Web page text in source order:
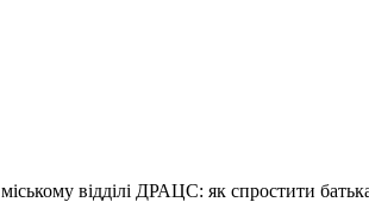
відділі ДРАЦС: як спростити